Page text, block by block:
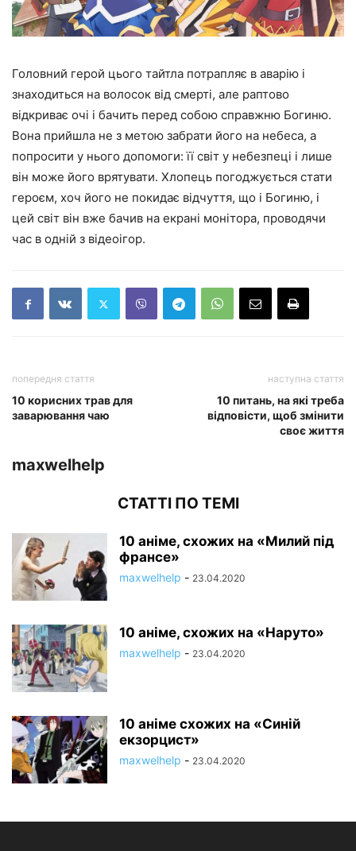
Головний герой цього тайтла потрапляє в аварію і
знаходиться на волосок від смерті, але раптово
відкриває очі і бачить перед собою справжню Богиню.
Вона прийшла не з метою забрати його на небеса, а
попросити у нього допомоги: її світ у небезпеці і лише
він може його врятувати. Хлопець погоджується стати
героєм, хоч його не покидає відчуття, що і Богиню, і
цей світ він вже бачив на екрані монітора, проводячи
час в одній з відеоігор.
попередня стаття
10 корисних трав для
заварювання чаю
наступна стаття
10 питань, на які треба
відповісти, щоб змінити
своє життя
maxwelhelp
СТАТТІ ПО ТЕМІ
10 аніме, схожих на «Милий під
франсе»
maxwelhelp - 23.04.2020
10 аніме, схожих на «Наруто»
maxwelhelp - 23.04.2020
10 аніме схожих на «Синій
екзорцист»
maxwelhelp - 23.04.2020